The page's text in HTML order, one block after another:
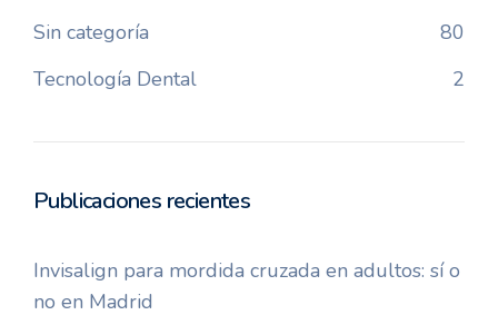
Sin categoría
80
Tecnología Dental
2
Publicaciones recientes
Invisalign para mordida cruzada en adultos: sí o
no en Madrid